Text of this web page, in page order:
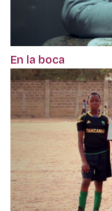
En la boca